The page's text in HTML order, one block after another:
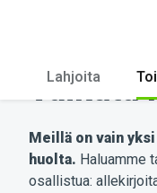
Lahjoita
Vaikuta
Meillä on vain
huolta. Haluamme
osallistua: